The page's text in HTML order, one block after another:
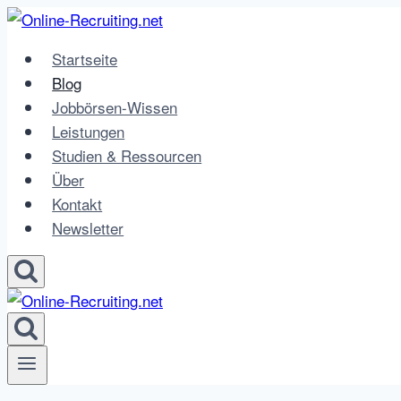
Zum
springenStartseite
Blog
Jobbörsen-Wissen
Leistungen
Studien & Ressourcen
Über
Kontakt
Newsletter